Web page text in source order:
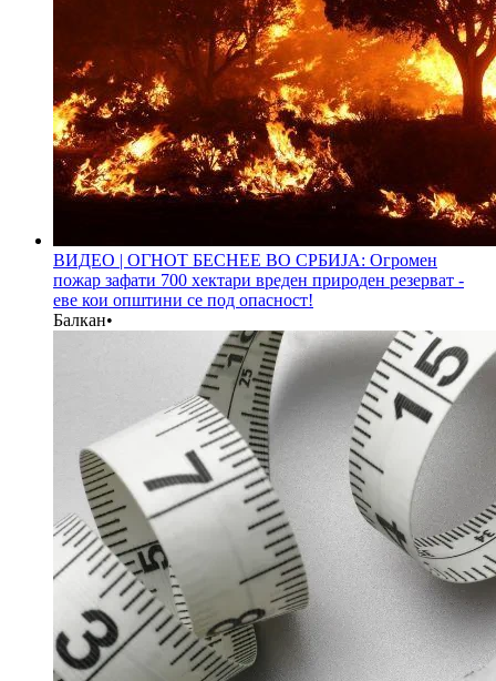
ВИДЕО | ОГНОТ БЕСНЕЕ ВО СРБИЈА: Огромен
пожар зафати 700 хектари вреден природен резерват -
еве кои општини се под опасност!
Балкан•